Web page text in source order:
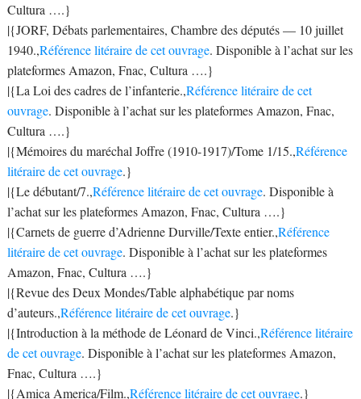
Cultura ….}
|{JORF, Débats parlementaires, Chambre des députés — 10 juillet
1940.,Référence litéraire de cet ouvrage. Disponible à l’achat sur les
plateformes Amazon, Fnac, Cultura ….}
|{La Loi des cadres de l’infanterie.,Référence litéraire de cet
ouvrage. Disponible à l’achat sur les plateformes Amazon, Fnac,
Cultura ….}
|{Mémoires du maréchal Joffre (1910-1917)/Tome 1/15.,Référence
litéraire de cet ouvrage.}
|{Le débutant/7.,Référence litéraire de cet ouvrage. Disponible à
l’achat sur les plateformes Amazon, Fnac, Cultura ….}
|{Carnets de guerre d’Adrienne Durville/Texte entier.,Référence
litéraire de cet ouvrage. Disponible à l’achat sur les plateformes
Amazon, Fnac, Cultura ….}
|{Revue des Deux Mondes/Table alphabétique par noms
d’auteurs.,Référence litéraire de cet ouvrage.}
|{Introduction à la méthode de Léonard de Vinci.,Référence litéraire
de cet ouvrage. Disponible à l’achat sur les plateformes Amazon,
Fnac, Cultura ….}
|{Amica America/Film.,Référence litéraire de cet ouvrage.}